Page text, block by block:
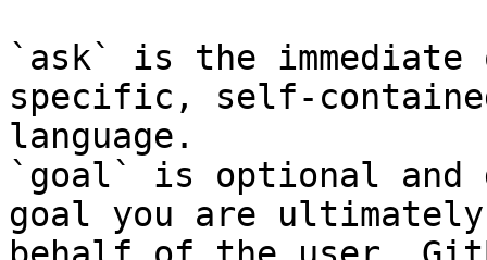
`ask` is the
specific, self-
language.
`goal` is optional and
goal you are